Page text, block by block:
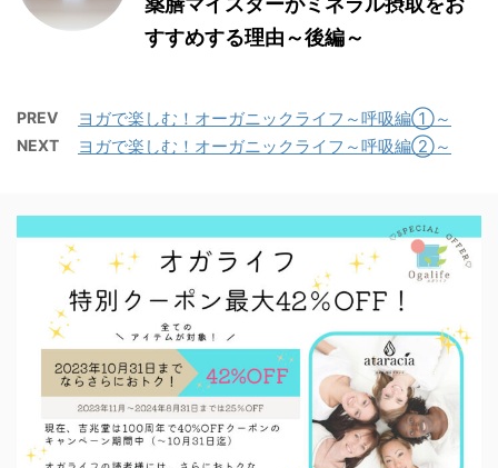
すすめする理由～後編～
PREV ヨガで楽しむ！オーガニックライフ～呼吸編①～
NEXT ヨガで楽しむ！オーガニックライフ～呼吸編②～